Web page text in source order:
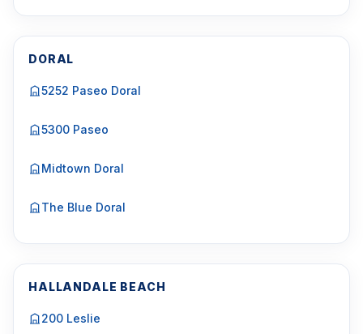
DORAL
5252 Paseo Doral
5300 Paseo
Midtown Doral
The Blue Doral
HALLANDALE BEACH
200 Leslie